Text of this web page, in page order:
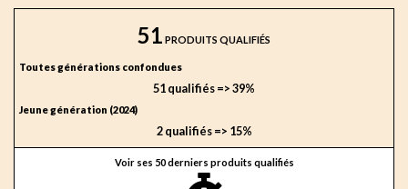
51 PRODUITS QUALIFIÉS
Toutes générations confondues
51 qualifiés => 39%
Jeune génération (2024)
2 qualifiés => 15%
Voir ses 50 derniers produits qualifiés